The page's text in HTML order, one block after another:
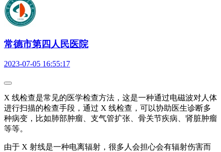
常德市第四人民医院
2023-07-05 16:55:17
X 线检查是常见的医学检查方法，这是一种通过电磁波对人体
进行扫描的检查手段，通过 X 线检查，可以协助医生诊断多
种病变，比如肺部肿瘤、支气管扩张、骨关节疾病、肾脏肿瘤
等等。
由于 X 射线是一种电离辐射，很多人会担心会有辐射伤害而